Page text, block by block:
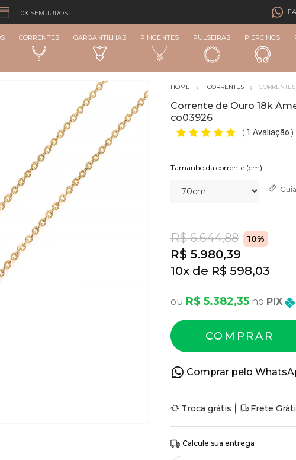
10X SEM JUROS
CORRENTES GARGANTILHAS PINGENTES PULSEIRAS PIERCINGS
CORRENTES
Corrente de Ouro 18k
co03926
( 1 Avaliação )
Tamanho da corrente (cm):
R$ 6.644,88 10%
R$ 5.980,39
10x R$ 598,03
R$ 5.382,35 PIX
COMPRAR
Comprar pelo
Troca grátis Frete
Calcule sua entrega